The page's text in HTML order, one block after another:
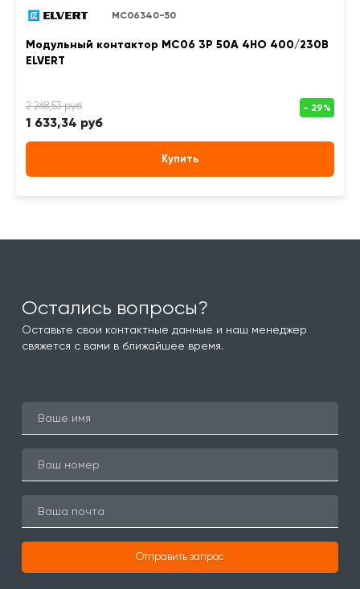
MC06340-50
Модульный контактор MC06 3Р 50А 4НО 400/230B
ELVERT
1 633,34 руб
Купить
Остались вопросы?
Оставьте свои контактные данные и наш менеджер
свяжется с вами в ближайшее время.
Отправить запрос